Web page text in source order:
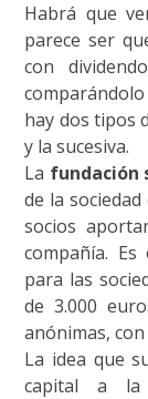
Habrá que
parece ser
con
hay dos tipos
y la sucesiva.
La fundación
de la
socios
compañía.
para las
de 3.000
anónimas,
La idea que
capital a la